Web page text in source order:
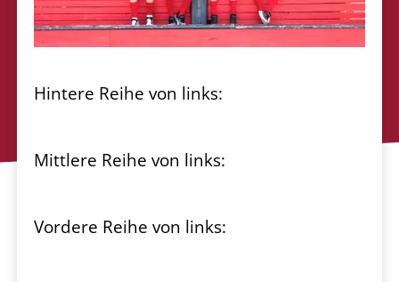
Hintere Reihe von links:
Mittlere Reihe von links:
Vordere Reihe von links: